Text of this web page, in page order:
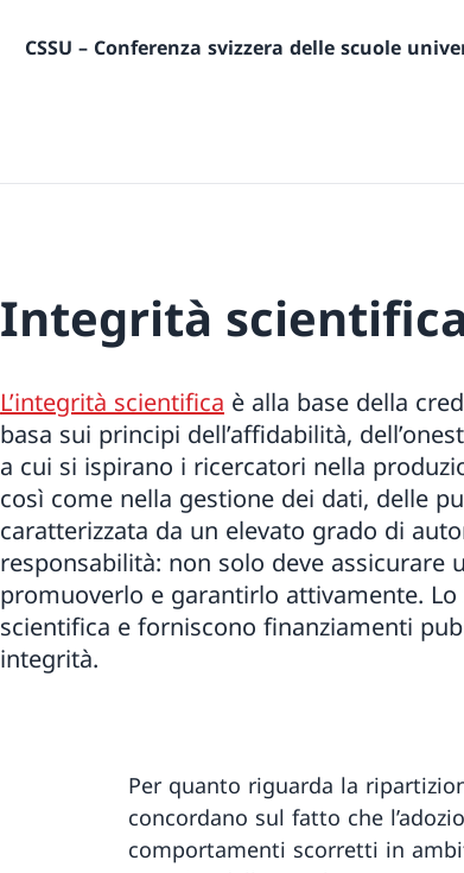
CSSU – Conferenza svizzera delle scuole
Integrità
L’integrità scientifica è alla base della
basa sui principi dell’affidabilità,
a cui si ispirano i ricercatori nella
così come nella gestione dei dati, delle
caratterizzata da un elevato grado di
responsabilità: non solo deve
promuoverlo e garantirlo attivamente.
scientifica e forniscono finanziamenti
integrità.
Per quanto riguarda la
concordano sul fatto che
comportamenti scorretti in